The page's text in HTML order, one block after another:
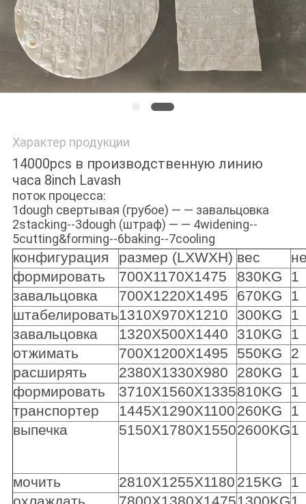
Характер продукции
14000pcs в производственную линию
часа 8inch Lavash
поток процесса:
1dough свертывая (грубое) — — завальцовка
2stacking--3dough (штраф) — — 4widening--
5cutting&forming--6baking--7cooling
конфигурация размер (LXWXH) вес
формировать
700X1170X1475 830KG
1
завальцовка
700X1220X1495 670KG
1
штабелировать1310X970X1210 300KG
1
завальцовка
1320X500X1440 310KG
1
отжимать
700X1200X1495 550KG
2
расширять
2380X1330X980 280KG
1
формировать
3710X1560X1335810KG
1
транспортер
1445X1290X1100 260KG
1
выпечка
5150X1780X15502600KG1
мочить 2810X1255X1180 215KG
1